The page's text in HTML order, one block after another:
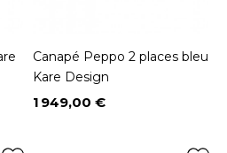
Canapé Peppo 2 places bleu
Kare Design
Prix
1 949,00 €